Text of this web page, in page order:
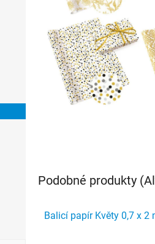
Podobné produkty
Balicí papír Květy 0,7 x 2